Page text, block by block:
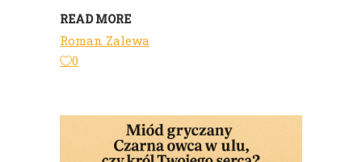
READ MORE
Roman Zalewa
0